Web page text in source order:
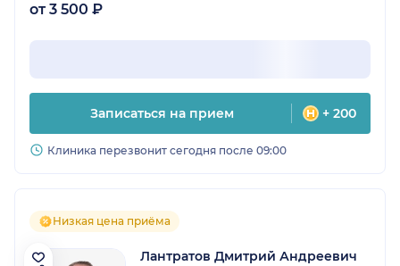
от 3 500 ₽
Записаться на прием + 200
Клиника перезвонит сегодня после 09:00
Низкая цена приёма
Лантратов Дмитрий Андреевич